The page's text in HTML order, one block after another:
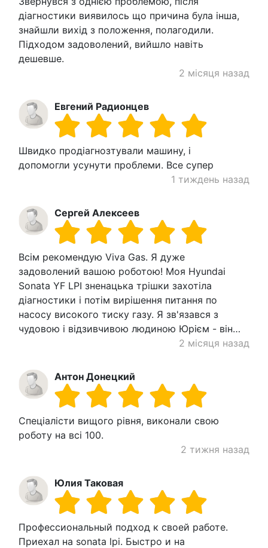
діагностики виявилось що причина була інша,
знайшли вихід з положення, полагодили.
Підходом задоволений, вийшло навіть
дешевше.
2 місяця назад
Евгений Радионцев
Швидко продіагнозтували машину, і
допомогли усунути проблеми. Все супер
1 тиждень назад
Сергей Алексеев
Всім рекомендую Viva Gas. Я дуже
задоволений вашою роботою! Моя Hyundai
Sonata YF LPI зненацька трішки захотіла
діагностики і потім вирішення питання по
насосу високого тиску газу. Я зв'язався з
чудовою і відзивчивою людиною Юрієм - він…
2 місяця назад
Антон Донецкий
Спеціалісти вищого рівня, виконали свою
роботу на всі 100.
2 тижня назад
Юлия Таковая
Профессиональный подход к своей работе.
Приехал на sonata lpi. Быстро и на